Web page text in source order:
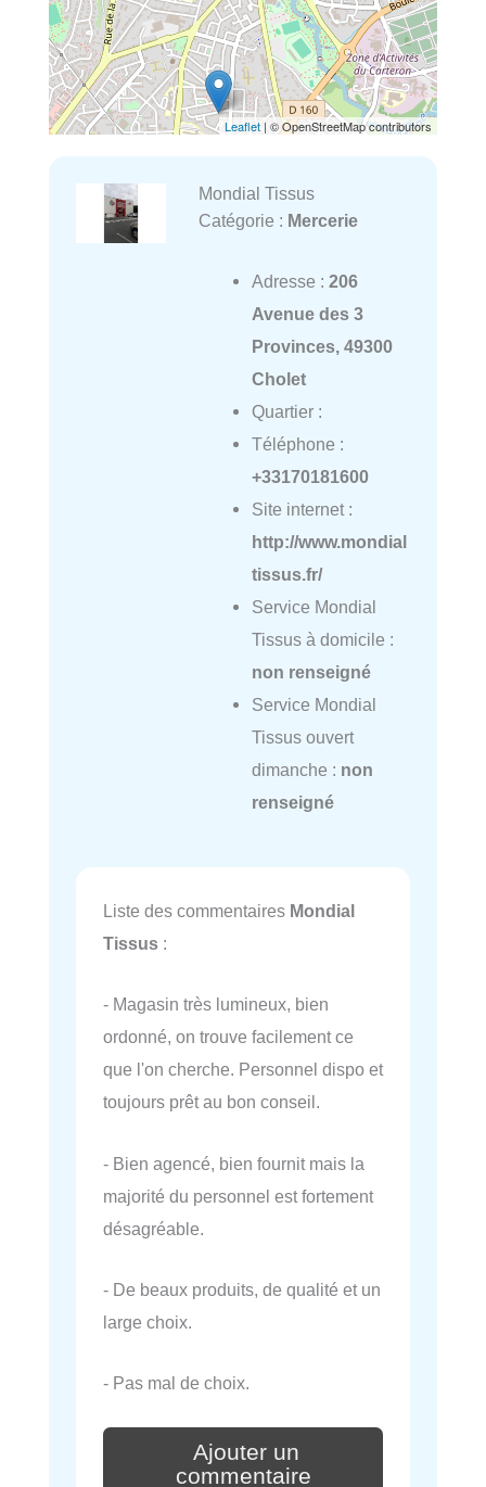
Leaflet | © OpenStreetMap contributors
Mondial Tissus
Catégorie : Mercerie
Adresse : 206
Avenue des 3
Provinces, 49300
Cholet
Quartier :
Téléphone :
+33170181600
Site internet :
http://www.mondial
tissus.fr/
Service Mondial
Tissus à domicile :
non renseigné
Service Mondial
Tissus ouvert
dimanche : non
renseigné
Liste des commentaires Mondial
Tissus :
- Magasin très lumineux, bien
ordonné, on trouve facilement ce
que l'on cherche. Personnel dispo et
toujours prêt au bon conseil.
- Bien agencé, bien fournit mais la
majorité du personnel est fortement
désagréable.
- De beaux produits, de qualité et un
large choix.
- Pas mal de choix.
Ajouter un
commentaire